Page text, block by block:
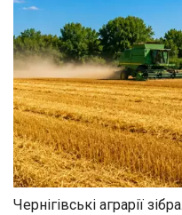
Чернігівські аграрії